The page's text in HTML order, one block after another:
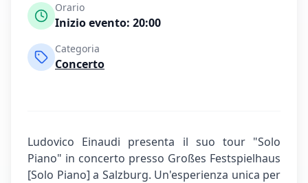
Orario
Inizio evento: 20:00
Categoria
Concerto
Ludovico Einaudi presenta il suo tour "Solo
Piano" in concerto presso Großes Festspielhaus
[Solo Piano] a Salzburg. Un'esperienza unica per